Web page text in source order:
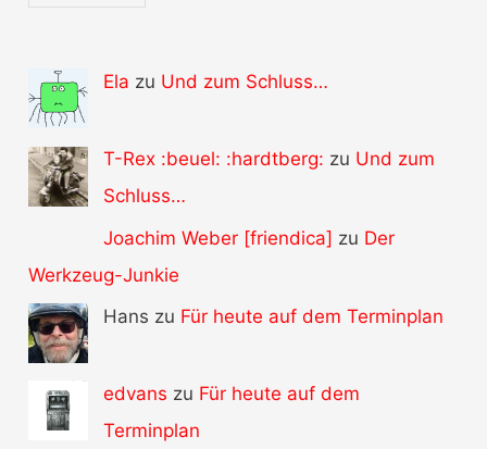
Ela zu Und zum Schluss…
T-Rex :beuel: :hardtberg: zu Und zum
Schluss…
Joachim Weber [friendica] zu Der
Werkzeug-Junkie
Hans zu Für heute auf dem Terminplan
edvans zu Für heute auf dem
Terminplan